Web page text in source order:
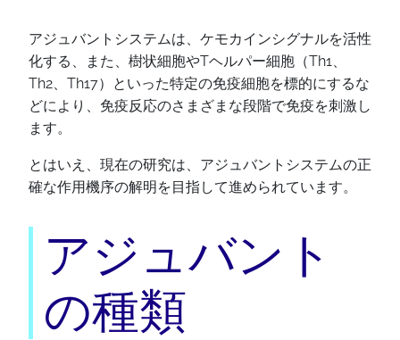
アジュバントシステムは、ケモカインシグナルを活性
化する、また、樹状細胞やTヘルパー細胞（Th1、
Th2、Th17）といった特定の免疫細胞を標的にするな
どにより、免疫反応のさまざまな段階で免疫を刺激し
ます。
とはいえ、現在の研究は、アジュバントシステムの正
確な作用機序の解明を目指して進められています。
アジュバント
の種類